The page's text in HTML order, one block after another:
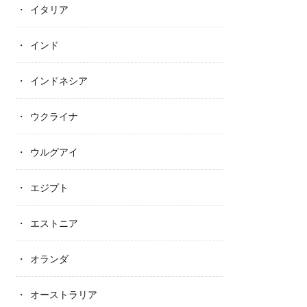
イタリア
インド
インドネシア
ウクライナ
ウルグアイ
エジプト
エストニア
オランダ
オーストラリア